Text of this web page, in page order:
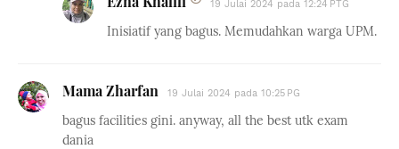
19 Julai 2024 pada 12:24 PTG
Inisiatif yang bagus. Memudahkan warga UPM.
Mama Zharfan 19 Julai 2024 pada 10:25 PG
bagus facilities gini. anyway, all the best utk exam
dania